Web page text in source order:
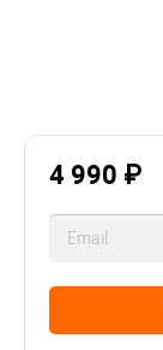
4 990 ₽